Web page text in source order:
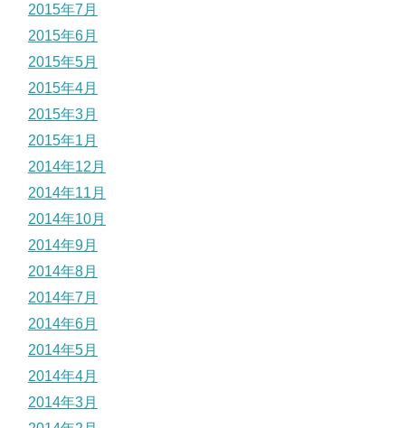
2015年7月
2015年6月
2015年5月
2015年4月
2015年3月
2015年1月
2014年12月
2014年11月
2014年10月
2014年9月
2014年8月
2014年7月
2014年6月
2014年5月
2014年4月
2014年3月